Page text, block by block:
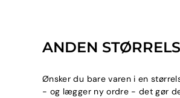
ANDEN
Ønsker du bare varen i en
- og lægger ny ordre - det gør